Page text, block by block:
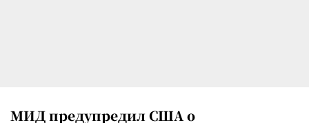
МИД предупредил США о